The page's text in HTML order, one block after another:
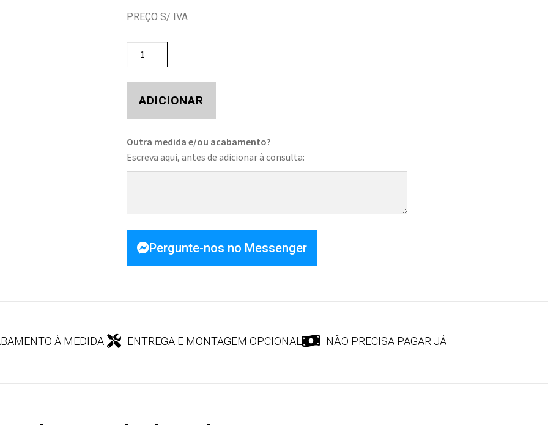
PREÇO S/ IVA
ADICIONAR
Outra medida e/ou acabamento?
Escreva aqui, antes de adicionar à consulta:
Pergunte-nos no Messenger
À MEDIDA ENTREGA E MONTAGEM OPCIONAL NÃO PRECISA PAGAR JÁ